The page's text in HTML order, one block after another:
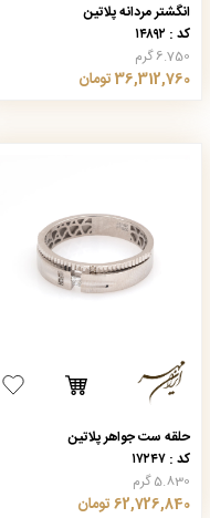
انگشتر مردانه پلاتین
کد : ۱۴۸۹۲
6.750 گرم
36,312,760 تومان
حلقه ست جواهر پلاتین
کد : ۱۷۲۴۷
5.830 گرم
62,726,840 تومان